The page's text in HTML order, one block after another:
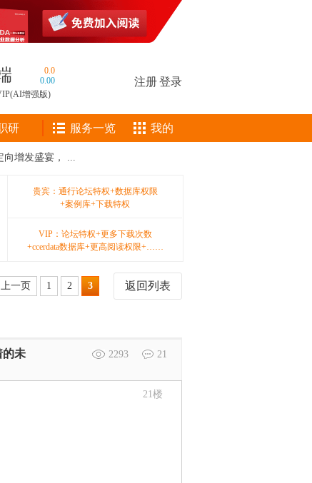
0.0
0.00
增强版)
注册登录
研 服务一览 我的
向增发盛宴， ...
贵宾：通行论坛特权+数据库权限
+案例库+下载特权
VIP：论坛特权+更多下载次数
+ccerdata数据库+更高阅读权限+……
返回列表
上一页 1 2 3
2293 21
的未
21楼